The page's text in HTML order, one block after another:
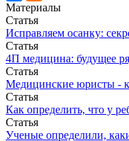
Материалы
Статья
Исправляем осанку:
Статья
4П медицина: будущее
Статья
Медицинские юристы -
Статья
Как определить, что у
Статья
Ученые определили,